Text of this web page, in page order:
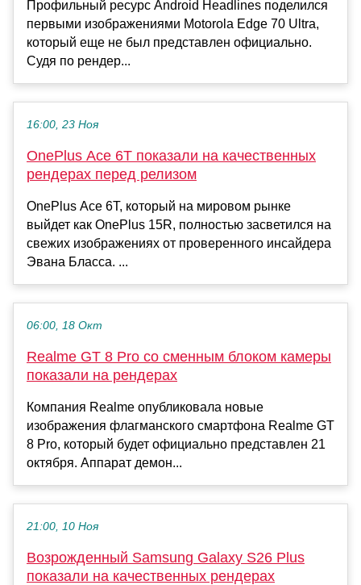
Профильный ресурс Android Headlines поделился
первыми изображениями Motorola Edge 70 Ultra,
который еще не был представлен официально.
Судя по рендер...
16:00, 23 Ноя
OnePlus Ace 6T показали на качественных
рендерах перед релизом
OnePlus Ace 6T, который на мировом рынке
выйдет как OnePlus 15R, полностью засветился на
свежих изображениях от проверенного инсайдера
Эвана Бласса. ...
06:00, 18 Окт
Realme GT 8 Pro со сменным блоком камеры
показали на рендерах
Компания Realme опубликовала новые
изображения флагманского смартфона Realme GT
8 Pro, который будет официально представлен 21
октября. Аппарат демон...
21:00, 10 Ноя
Возрожденный Samsung Galaxy S26 Plus
показали на качественных рендерах